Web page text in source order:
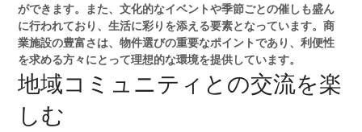
ができます。また、文化的なイベントや季節ごとの催しも盛ん
に行われており、生活に彩りを添える要素となっています。商
業施設の豊富さは、物件選びの重要なポイントであり、利便性
を求める方々にとって理想的な環境を提供しています。
地域コミュニティとの交流を楽
しむ